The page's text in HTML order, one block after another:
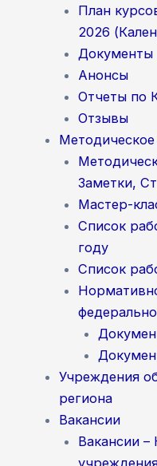
План
2026
Анонсы
Отчеты по
Отзывы
Заметки,
Мастер-
Список
году
Список
Учреждения
региона
Вакансии
Вакансии –